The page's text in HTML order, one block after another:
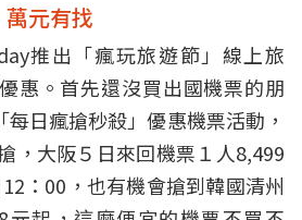
萬元有找
推出「瘋玩旅遊節」線上旅
惠。首先還沒買出國機票的朋
日瘋搶秒殺」優惠機票活動，
，大阪５日來回機票１人8,499
：00，也有機會搶到韓國清州